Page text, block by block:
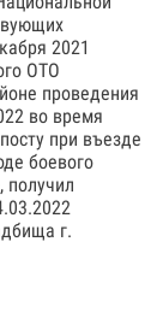
2021
ОТО
проведения
во время
при въезде
боевого
получил
г.